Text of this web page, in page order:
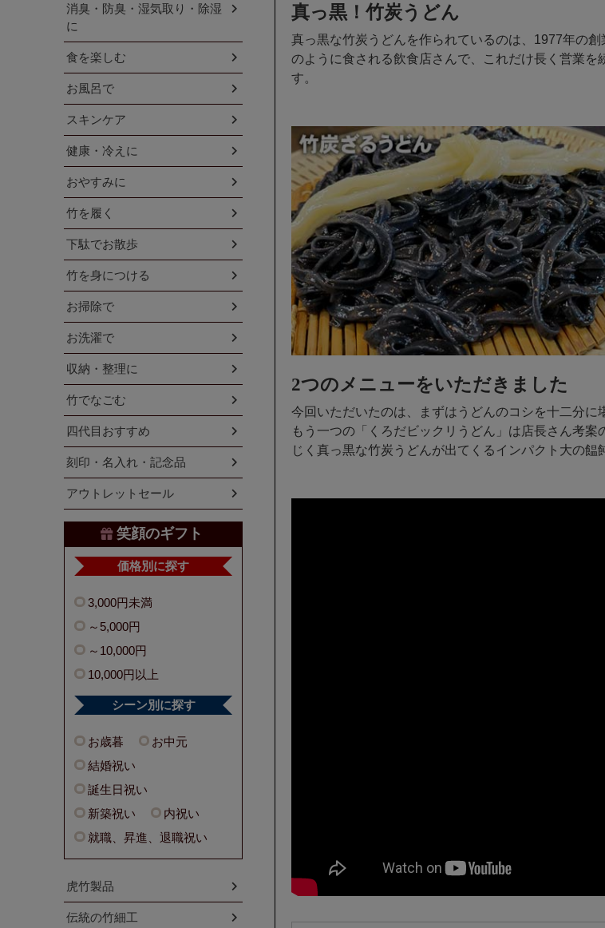
真っ黒！竹炭うどん
真っ黒な竹炭うどんを作られているのは、1977年の
のように食される飲食店さんで、これだけ長く営業
す。
2つのメニューをいただきました
今回いただいたのは、まずはうどんのコシを十二分に
もう一つの「くろだビックリうどん」は店長さん考
じく真っ黒な竹炭うどんが出てくるインパクト大の饂
消臭・防臭・湿気取り・除湿
に
食を楽しむ
お風呂で
スキンケア
健康・冷えに
おやすみに
竹を履く
下駄でお散歩
竹を身につける
お掃除で
お洗濯で
収納・整理に
竹でなごむ
四代目おすすめ
刻印・名入れ・記念品
アウトレットセール
笑顔のギフト
価格別に探す
3,000円未満
～5,000円
～10,000円
10,000円以上
シーン別に探す
お歳暮
お中元
結婚祝い
誕生日祝い
新築祝い
内祝い
就職、昇進、退職祝い
虎竹製品
伝統の竹細工